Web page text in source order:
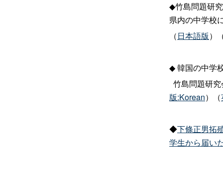
◆竹島問題研
県内の中学校
（日本語版）
◆韓国の中学
竹島問題研
版:Korean）（
◆下條正男拓
学生から届い